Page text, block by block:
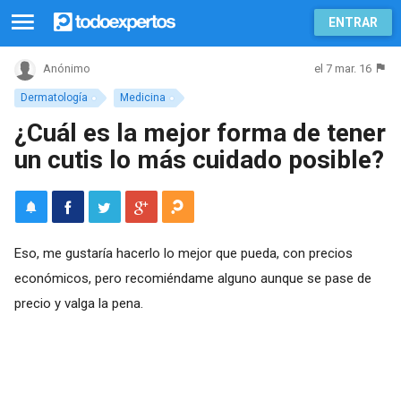
ENTRAR
Dermatología Medicina
Anónimo el 7 mar. 16
¿Cuál es la mejor forma de tener
un cutis lo más cuidado posible?
Eso, me gustaría hacerlo lo mejor que pueda, con precios
económicos, pero recomiéndame alguno aunque se pase de
precio y valga la pena.